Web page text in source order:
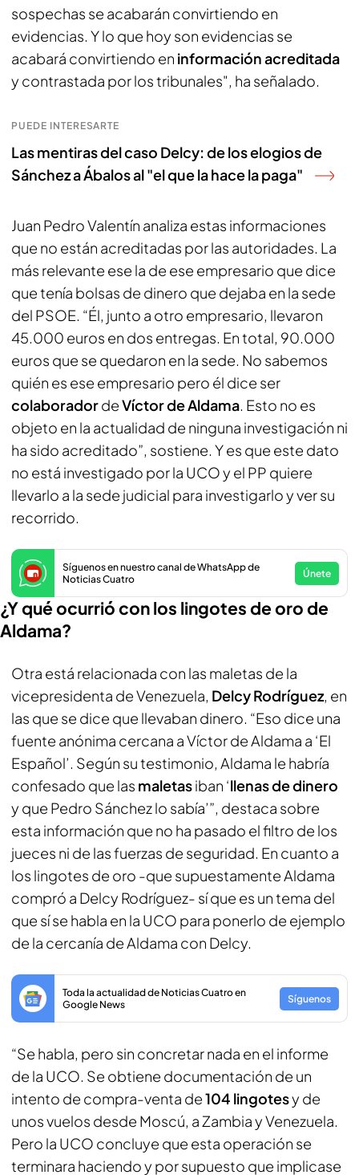
sospechas se acabarán convirtiendo en
evidencias. Y lo que hoy son evidencias se
acabará convirtiendo en información acreditada
y contrastada por los tribunales", ha señalado.
PUEDE INTERESARTE
Las mentiras del caso Delcy: de los elogios de
Sánchez a Ábalos al "el que la hace la paga"
Juan Pedro Valentín analiza estas informaciones
que no están acreditadas por las autoridades. La
más relevante ese la de ese empresario que dice
que tenía bolsas de dinero que dejaba en la sede
del PSOE. “Él, junto a otro empresario, llevaron
45.000 euros en dos entregas. En total, 90.000
euros que se quedaron en la sede. No sabemos
quién es ese empresario pero él dice ser
colaboradordeVíctor de Aldama. Esto no es
objeto en la actualidad de ninguna investigación ni
ha sido acreditado”, sostiene. Y es que este dato
no está investigado por la UCO y el PP quiere
llevarlo a la sede judicial para investigarlo y ver su
recorrido.
Síguenos en nuestro canal de WhatsApp de
Noticias Cuatro
Únete
¿Y qué ocurrió con los lingotes de oro de
Aldama?
Otra está relacionada con las maletas de la
vicepresidenta de Venezuela, Delcy Rodríguez, en
las que se dice que llevaban dinero. “Eso dice una
fuente anónima cercana a Víctor de Aldama a ‘El
Español’. Según su testimonio, Aldama le habría
confesado que las maletasiban ‘llenas de dinero
y que Pedro Sánchez lo sabía’”, destaca sobre
esta información que no ha pasado el filtro de los
jueces ni de las fuerzas de seguridad. En cuanto a
los lingotes de oro -que supuestamente Aldama
compró a Delcy Rodríguez- sí que es un tema del
que sí se habla en la UCO para ponerlo de ejemplo
de la cercanía de Aldama con Delcy.
Toda la actualidad de Noticias Cuatro en
Google News
Síguenos
“Se habla, pero sin concretar nada en el informe
de la UCO. Se obtiene documentación de un
intento de compra-venta de104 lingotesy de
unos vuelos desde Moscú, a Zambia y Venezuela.
Pero la UCO concluye que esta operación se
terminara haciendo y por supuesto que implicase